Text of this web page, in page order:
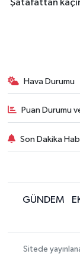
Şatafattan
Hava Durumu
Puan Durumu
Son Dakika
GÜNDEM
Sitede